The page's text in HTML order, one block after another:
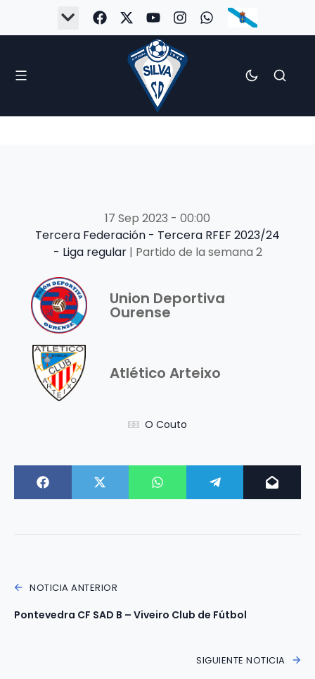
17 Sep 2023 - 00:00
Tercera Federación - Tercera RFEF 2023/24
- Liga regular | Partido de la semana 2
Union Deportiva
Ourense
Atlético Arteixo
O Couto
NOTICIA ANTERIOR
Pontevedra CF SAD B – Viveiro Club de Fútbol
SIGUIENTE NOTICIA